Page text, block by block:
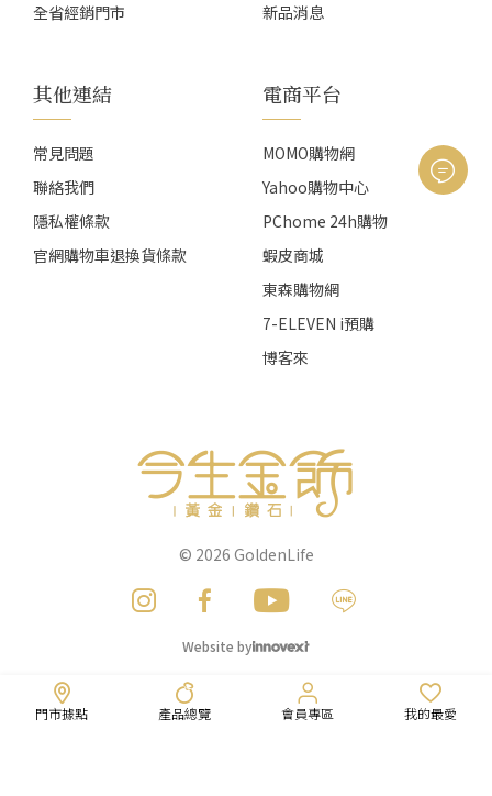
門市據點 產品總覽 會員專區 我的最愛
全省經銷門市
新品消息
其他連結
常見問題
聯絡我們
隱私權條款
官網購物車退換貨條款
電商平台
MOMO購物網
Yahoo購物中心
PChome 24h購物
蝦皮商城
東森購物網
7-ELEVEN i預購
博客來
© 2026 GoldenLife
Website by